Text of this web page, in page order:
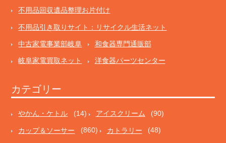
不用品回収遺品整理お片付け
不用品引き取りサイト：リサイクル生活ネット
中古家電事業部岐阜 和食器専門通販部
岐阜家電買取ネット 洋食器パーツセンター
カテゴリー
やかん・ケトル (14) アイスクリーム (90)
カップ＆ソーサー (860) カトラリー (48)